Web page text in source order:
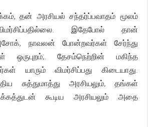
தன் அரசியல் சந்தர்ப்பவாதம் மூலம்
இதேபோல் தான்
நாவலன் போன்றவர்கள் சேர்ந்து
ஒருபுறம்;. தேசம்நெற்றின் மகிந்த
யாரும் விமர்சிப்பது கிடையாது.
சுத்துமாத்து அரசியலும், தங்கள்
கூடிய அரசியலும் அதை